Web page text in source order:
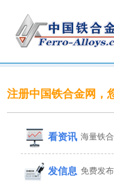
注册中国铁合金网，
看资讯 海量铁
发信息 免费发